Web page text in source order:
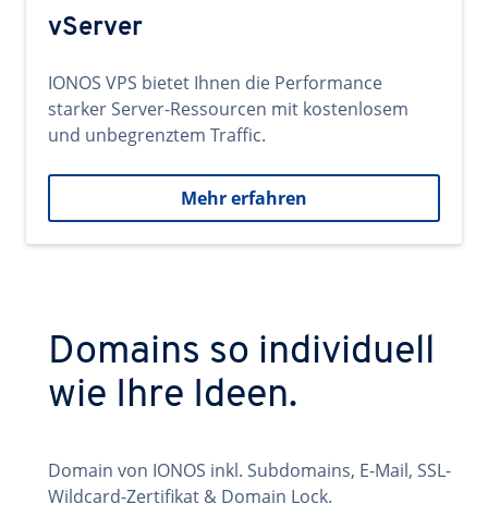
vServer
IONOS VPS bietet Ihnen die Performance
starker Server-Ressourcen mit kostenlosem
und unbegrenztem Traffic.
Mehr erfahren
Domains so individuell
wie Ihre Ideen.
Domain von IONOS inkl. Subdomains, E-Mail, SSL-
Wildcard-Zertifikat & Domain Lock.